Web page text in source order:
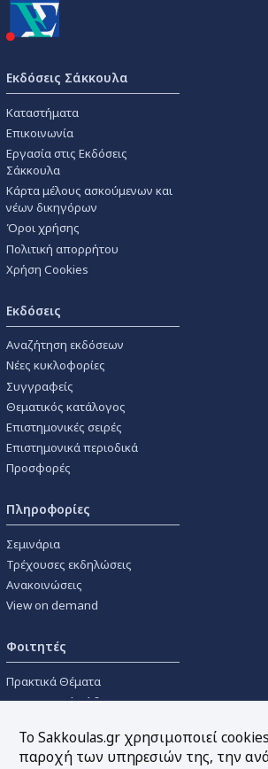
Εκδόσεις Σάκκουλα
Καταστήματα
Επικοινωνία
Εργασία στις Εκδόσεις
Σάκκουλα
Κάρτα μέλους ασκούμενων και
νέων δικηγόρων
Όροι χρήσης
Πολιτική απορρήτου
Χρήση Cookies
Εκδόσεις
Αναζήτηση εκδόσεων
Νέες κυκλοφορίες
Συγγραφείς
Θεματικός κατάλογος
Επιστημονικές σειρές
Επιστημονικά περιοδικά
Προσφορές
Πληροφορίες
Σεμινάρια
Τρέχουσες εκδηλώσεις
Ανακοινώσεις
View on demand
Φοιτητές
Πρακτικά Θέματα
Οικονομικοί Κώδικες
Συγγραμμάτων
Το Sakkoulas.gr χρησιμοποιεί
παροχή των υπηρεσιών της, την